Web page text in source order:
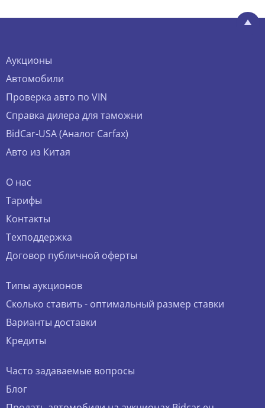
Аукционы
Автомобили
Проверка авто по VIN
Справка дилера для таможни
BidCar-USA (Аналог Carfax)
Авто из Китая
О нас
Тарифы
Контакты
Техподдержка
Договор публичной оферты
Типы аукционов
Сколько ставить - оптимальный размер ставки
Варианты доставки
Кредиты
Часто задаваемые вопросы
Блог